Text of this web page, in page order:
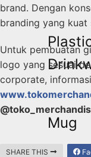
Mug
brand. Dengan
branding yang kuat
Untuk pembuatan
logo yang sesuai
corporate,
SHARE THIS